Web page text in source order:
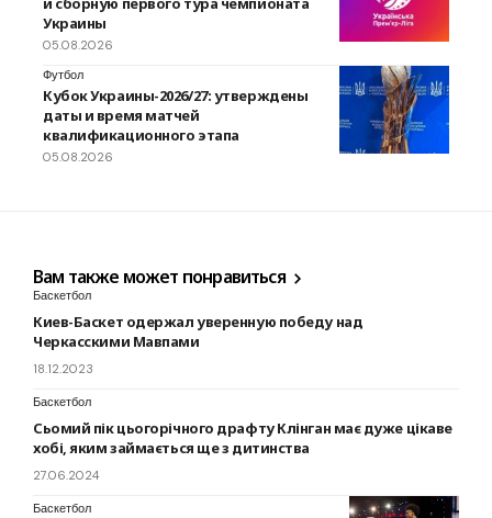
Украины
05.08.2026
Футбол
Кубок Украины-2026/27: утверждены
даты и время матчей
квалификационного этапа
05.08.2026
Вам также может понравиться
Баскетбол
Киев-Баскет одержал уверенную победу над
Черкасскими Мавпами
18.12.2023
Баскетбол
Сьомий пік цьогорічного драфту Клінган має дуже цікаве
хобі, яким займається ще з дитинства
27.06.2024
Баскетбол